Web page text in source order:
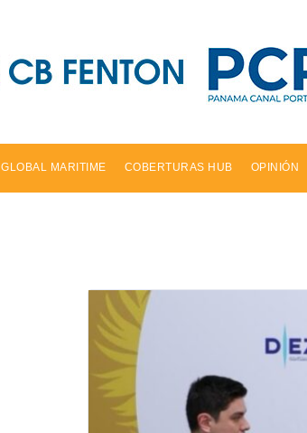
GLOBAL MARITIME COBERTURAS HUB OPINIÓN